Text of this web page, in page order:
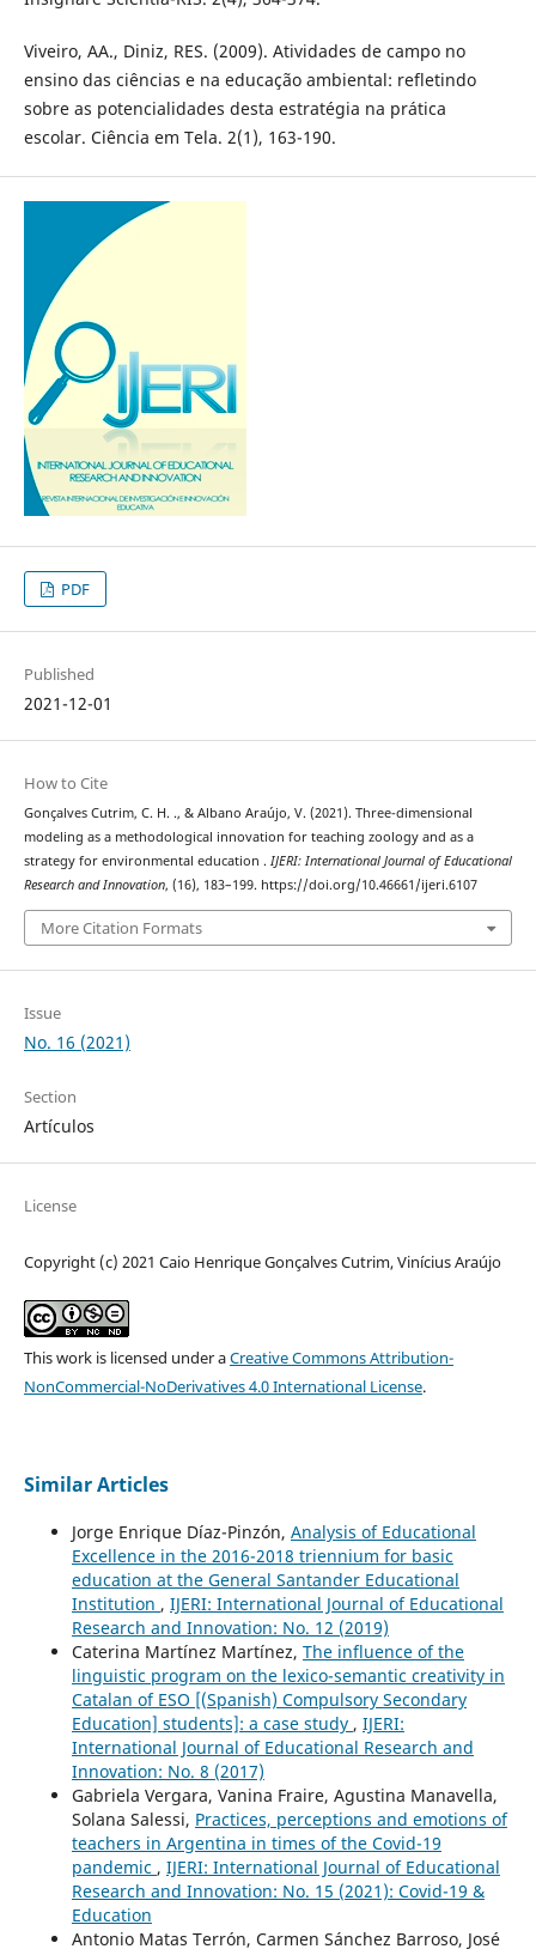
Viveiro, AA., Diniz, RES. (2009). Atividades de campo no
ensino das ciências e na educação ambiental: refletindo
sobre as potencialidades desta estratégia na prática
escolar. Ciência em Tela. 2(1), 163-190.
PDF
Published
2021-12-01
How to Cite
Gonçalves Cutrim, C. H. ., & Albano Araújo, V. (2021). Three-dimensional
modeling as a methodological innovation for teaching zoology and as a
strategy for environmental education . IJERI: International Journal of Educational
Research and Innovation, (16), 183–199. https://doi.org/10.46661/ijeri.6107
More Citation Formats
Issue
No. 16 (2021)
Section
Artículos
License
Copyright (c) 2021 Caio Henrique Gonçalves Cutrim, Vinícius Araújo
This work is licensed under aCreative Commons Attribution-
NonCommercial-NoDerivatives 4.0 International License.
Similar Articles
Jorge Enrique Díaz-Pinzón, Analysis of Educational
Excellence in the 2016-2018 triennium for basic
education at the General Santander Educational
Institution , IJERI: International Journal of Educational
Research and Innovation: No. 12 (2019)
Caterina Martínez Martínez, The influence of the
linguistic program on the lexico-semantic creativity in
Catalan of ESO [(Spanish) Compulsory Secondary
Education] students]: a case study , IJERI:
International Journal of Educational Research and
Innovation: No. 8 (2017)
Gabriela Vergara, Vanina Fraire, Agustina Manavella,
Solana Salessi, Practices, perceptions and emotions of
teachers in Argentina in times of the Covid-19
pandemic , IJERI: International Journal of Educational
Research and Innovation: No. 15 (2021): Covid-19 &
Education
Antonio Matas Terrón, Carmen Sánchez Barroso, José